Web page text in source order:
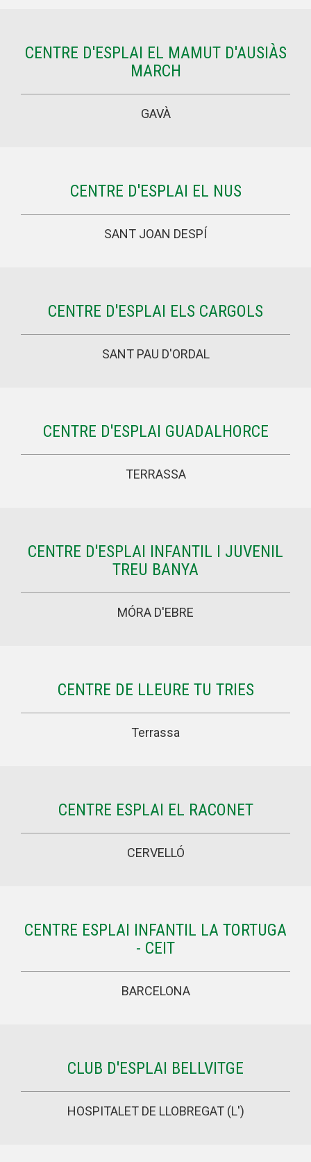
CENTRE D'ESPLAI EL MAMUT D'AUSIÀS
MARCH
GAVÀ
CENTRE D'ESPLAI EL NUS
SANT JOAN DESPÍ
CENTRE D'ESPLAI ELS CARGOLS
SANT PAU D'ORDAL
CENTRE D'ESPLAI GUADALHORCE
TERRASSA
CENTRE D'ESPLAI INFANTIL I JUVENIL
TREU BANYA
MÓRA D'EBRE
CENTRE DE LLEURE TU TRIES
Terrassa
CENTRE ESPLAI EL RACONET
CERVELLÓ
CENTRE ESPLAI INFANTIL LA TORTUGA
- CEIT
BARCELONA
CLUB D'ESPLAI BELLVITGE
HOSPITALET DE LLOBREGAT (L')